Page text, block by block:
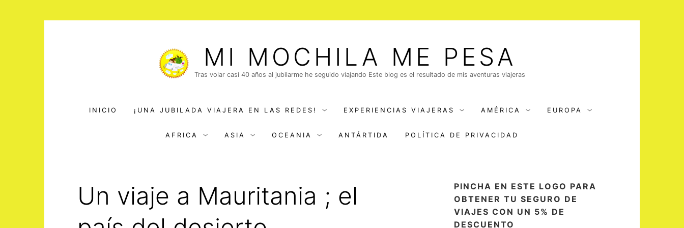
MI MOCHILA ME PESA
Tras volar casi 40 años al jubilarme he seguido viajando Este blog es el resultado de mis aventuras viajeras
INICIO ¡UNA JUBILADA VIAJERA EN LAS REDES! EXPERIENCIAS VIAJERAS AMÉRICA EUROPA
AFRICA ASIA OCEANIA ANTÁRTIDA POLÍTICA DE PRIVACIDAD
Un viaje a Mauritania ; el
PINCHA EN ESTE LOGO PARA
OBTENER TU SEGURO DE
VIAJES CON UN 5% DE
DESCUENTO